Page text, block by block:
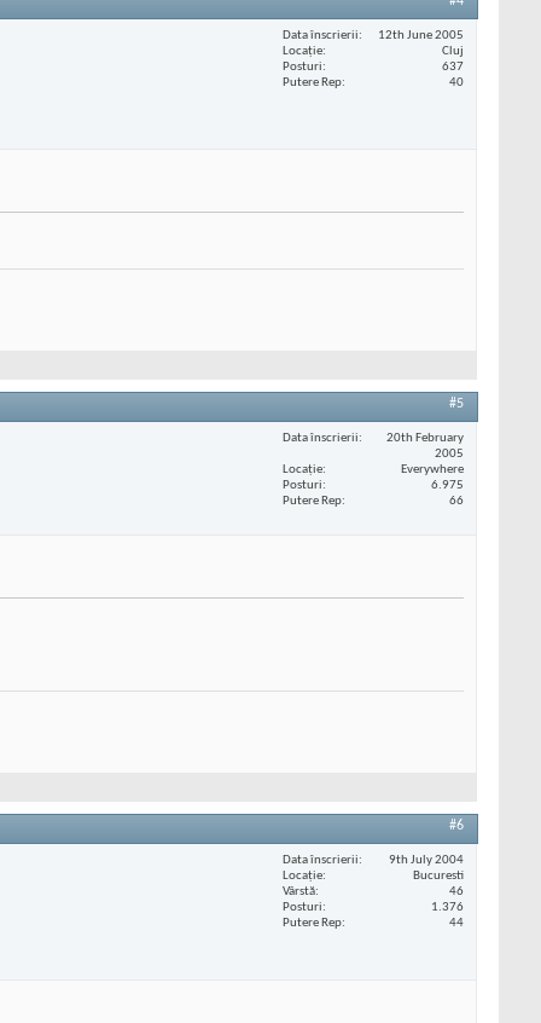
Data înscrierii
12th June 2005
Locaţie
Cluj
Posturi
637
Putere Rep
40
#5
Data înscrierii
20th February
2005
Locaţie
Everywhere
Posturi
6.975
Putere Rep
66
#6
Data înscrierii
9th July 2004
Locaţie
Bucuresti
Vârstă
46
Posturi
1.376
Putere Rep
44